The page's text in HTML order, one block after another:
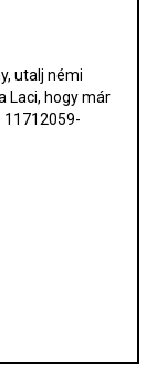
utalj némi
Laci, hogy már
11712059-